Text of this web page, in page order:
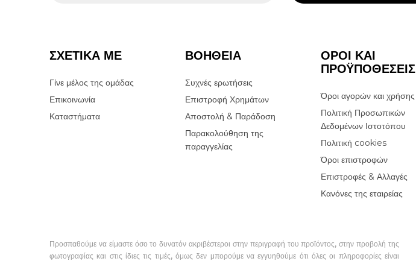
ΣΧΕΤΙΚΑ ΜΕ
Γίνε μέλος της ομάδας
Επικοινωνία
Καταστήματα
ΒΟΗΘΕΙΑ
Συχνές ερωτήσεις
Επιστροφή Χρημάτων
Αποστολή & Παράδοση
Παρακολούθηση της
παραγγελίας
ΟΡΟΙ ΚΑΙ
ΠΡΟΫΠΟΘΕΣΕΙΣ
Όροι αγορών και χρήσης
Πολιτική Προσωπικών
Δεδομένων Ιστοτόπου
Πολιτική cookies
Όροι επιστροφών
Επιστροφές & Αλλαγές
Κανόνες της εταιρείας
Προσπαθούμε να είμαστε όσο το δυνατόν ακριβέστεροι στην περιγραφή του προϊόντος, στην προβολή της
φωτογραφίας και στις ίδιες τις τιμές, όμως δεν μπορούμε να εγγυηθούμε ότι όλες οι πληροφορίες είναι